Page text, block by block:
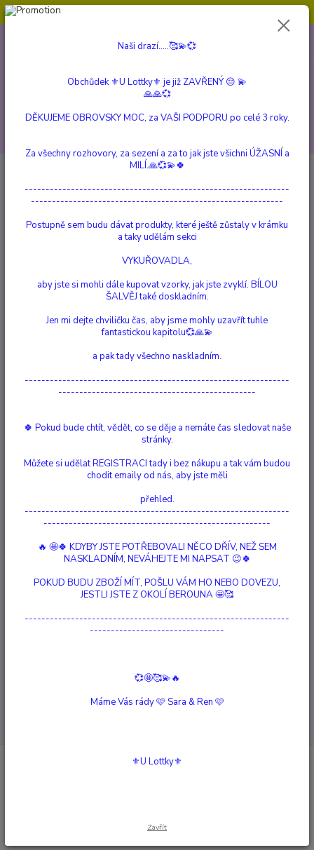
CZK
SVÍCNY, AROMALAMPY a DIFUZÉRY
Difuzéry
Upřesnit parametry
Nejnovější Nejlevnější Nejdražší
strana z 1
Aroma Difuzér
1 420 Kč/ks Vyprodáno
Detail
Naši drazí.....🥰💫💞
Obchůdek ⚜️U Lottky⚜️ je již ZAVŘENÝ 😔 💫
🙏🙏💞
DĚKUJEME OBROVSKY MOC, za VAŠI PODPORU po celé 3 roky.
Za všechny rozhovory, za sezení a za to jak jste všichni ÚŽASNÍ a
MILÍ.🙏💞💫🍀
---------------------------------------------------------------
------------------------------------------------------------
Postupně sem budu dávat produkty, které ještě zůstaly v krámku
a taky udělám sekci
VYKUŘOVADLA,
aby jste si mohli dále kupovat vzorky, jak jste zvyklí. BÍLOU
ŠALVĚJ také doskladním.
Jen mi dejte chviličku čas, aby jsme mohly uzavřít tuhle
fantastickou kapitolu💞🙏💫
a pak tady všechno naskladním.
---------------------------------------------------------------
-----------------------------------------------
🍀 Pokud bude chtít, vědět, co se děje a nemáte čas sledovat naše
stránky.
Můžete si udělat REGISTRACI tady i bez nákupu a tak vám budou
chodit emaily od nás, aby jste měli
přehled.
---------------------------------------------------------------
------------------------------------------------------
🔥 🤩🍀 KDYBY JSTE POTŘEBOVALI NĚCO DŘÍV, NEŽ SEM
NASKLADNÍM, NEVÁHEJTE MI NAPSAT 😉🍀
POKUD BUDU ZBOŽÍ MÍT, POŠLU VÁM HO NEBO DOVEZU,
JESTLI JSTE Z OKOLÍ BEROUNA 🤩🥰
---------------------------------------------------------------
--------------------------------
💞🤩🥰💫🔥
Máme Vás rády 🩷 Sara & Ren 🩷
⚜️U Lottky⚜️
Zavřít